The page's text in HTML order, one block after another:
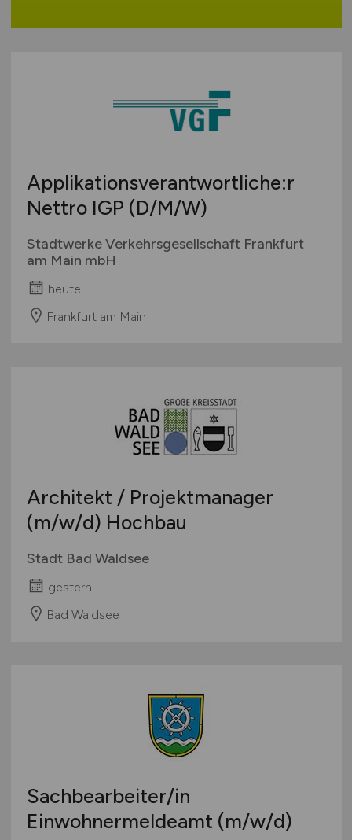
Applikationsverantwortliche:r
Nettro IGP (D/M/W)
Stadtwerke Verkehrsgesellschaft Frankfurt
am Main mbH
heute
Frankfurt am Main
Architekt / Projektmanager
(m/w/d) Hochbau
Stadt Bad Waldsee
gestern
Bad Waldsee
Sachbearbeiter/in
Einwohnermeldeamt (m/w/d)